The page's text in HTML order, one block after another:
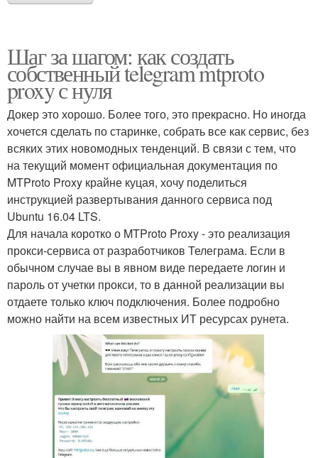
Шаг за шагом: как создать
собственный telegram mtproto
proxy с нуля
Докер это хорошо. Более того, это прекрасно. Но иногда
хочется сделать по старинке, собрать все как сервис, без
всяких этих новомодных тенденций. В связи с тем, что
на текущий момент официальная документация по
MTProto Proxy крайне куцая, хочу поделиться
инструкцией развертывания данного сервиса под
Ubuntu 16.04 LTS.
Для начала коротко о MTProto Proxy - это реализация
прокси-сервиса от разработчиков Телеграма. Если в
обычном случае вы в явном виде передаете логин и
пароль от учетки прокси, то в данной реализации вы
отдаете только ключ подключения. Более подробно
можно найти на всем известных ИТ ресурсах рунета.